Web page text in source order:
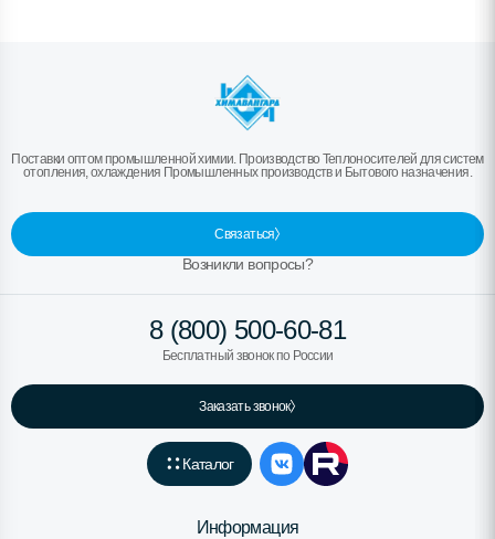
Поставки оптом промышленной химии. Производство Теплоносителей для систем
отопления, охлаждения Промышленных производств и Бытового назначения.
Связаться
Возникли вопросы?
8 (800) 500-60-81
Бесплатный звонок по России
Заказать звонок
Каталог
Информация